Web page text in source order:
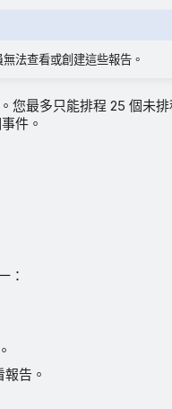
法查看或創建這些報告。
您最多只能排程 25 個未
件。
：
告。